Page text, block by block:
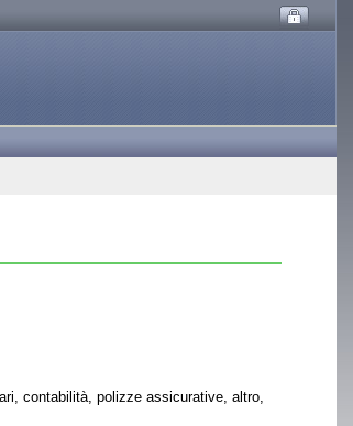
contabilità, polizze assicurative, altro,